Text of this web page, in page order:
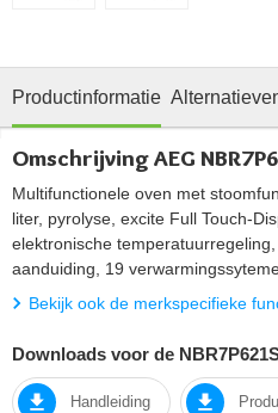
Productinformatie
Omschrijving AEG
Multifunctionele oven met
liter, pyrolyse, excite Full Touch-
elektronische
aanduiding, 19
Bekijk ook de merkspecifieke
Downloads voor de
Handleiding